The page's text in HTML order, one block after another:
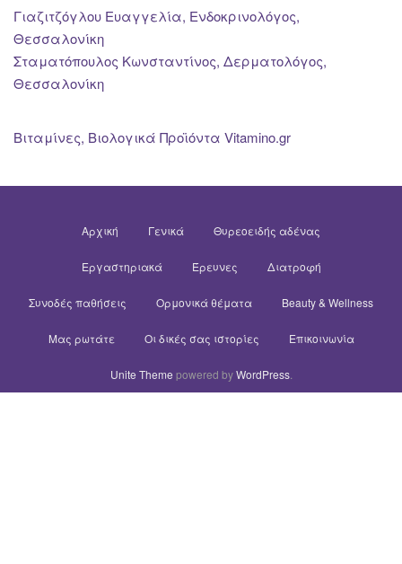
Γιαζιτζόγλου Ευαγγελία, Ενδοκρινολόγος,
Θεσσαλονίκη
Σταματόπουλος Κωνσταντίνος, Δερματολόγος,
Θεσσαλονίκη
Βιταμίνες, Βιολογικά Προϊόντα Vitamino.gr
Αρχική Γενικά Θυρεοειδής αδένας
Εργαστηριακά Έρευνες Διατροφή
Συνοδές παθήσεις Ορμονικά θέματα Beauty & Wellness
Μας ρωτάτε Οι δικές σας ιστορίες Επικοινωνία
Unite Theme powered byWordPress.